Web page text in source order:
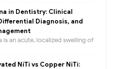
in Dentistry: Clinical
Diagnosis, and
is an acute, localized swelling of
NiTi vs Copper NiTi: